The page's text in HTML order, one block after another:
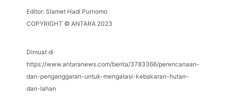
Editor: Slamet Hadi Purnomo
COPYRIGHT © ANTARA 2023
Dimuat di
https://www.antaranews.com/berita/3783366/perencanaan-
dan-penganggaran-untuk-mengatasi-kebakaran-hutan-
dan-lahan